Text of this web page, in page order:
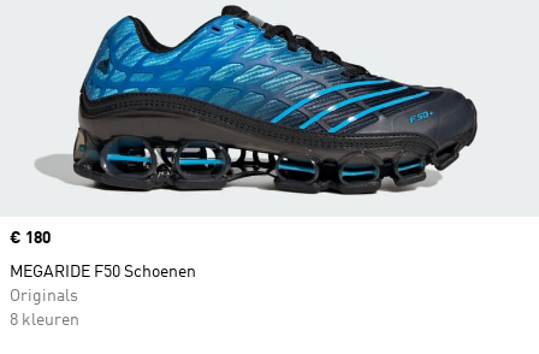
Price
€ 180
MEGARIDE F50 Schoenen
Originals
8 kleuren